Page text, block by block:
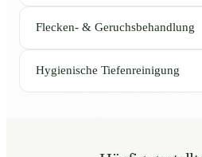
Flecken- & Geruchsbehandlung
Hygienische Tiefenreinigung